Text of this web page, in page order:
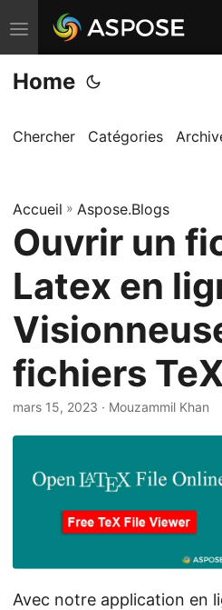
B
a
s
u
r
l
a
v
i
g
a
t
Home
Chercher Catégories
Accueil » Aspose.Blogs
Ouvrir un
Latex en
fichiers
mars 15, 2023 · Mouzammil Khan
Avec notre application en